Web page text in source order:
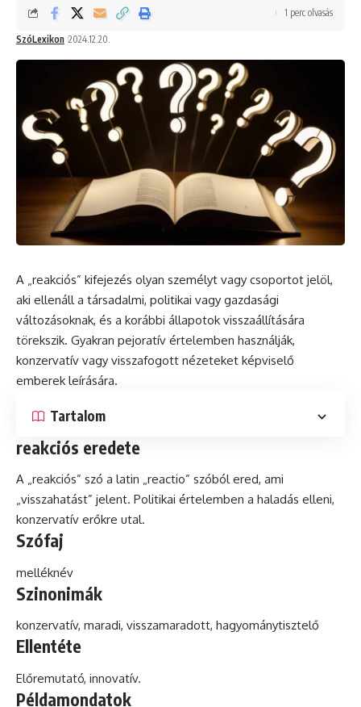
SzóLexikon 2024.12.20.
1 perc olvasás
A „reakciós” kifejezés olyan személyt vagy csoportot jelöl,
aki ellenáll a társadalmi, politikai vagy gazdasági
változásoknak, és a korábbi állapotok visszaállítására
törekszik. Gyakran pejoratív értelemben használják,
konzervatív vagy visszafogott nézeteket képviselő
emberek leírására.
Tartalom
reakciós eredete
A „reakciós” szó a latin „reactio” szóból ered, ami
„visszahatást” jelent. Politikai értelemben a haladás elleni,
konzervatív erőkre utal.
Szófaj
melléknév
Szinonimák
konzervatív, maradi, visszamaradott, hagyománytisztelő
Ellentéte
Előremutató, innovatív.
Példamondatok